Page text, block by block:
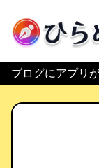
ひらめき開発
ブログにアプリ